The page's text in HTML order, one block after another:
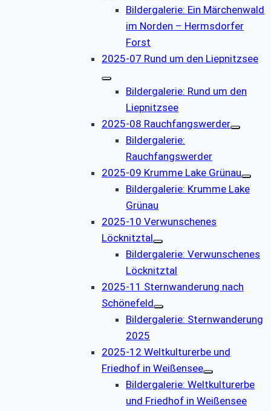
Bildergalerie: Ein Märchenwald
im Norden – Hermsdorfer
Forst
2025-07 Rund um den Liepnitzsee
Bildergalerie: Rund um den
Liepnitzsee
2025-08 Rauchfangswerder
Bildergalerie:
Rauchfangswerder
2025-09 Krumme Lake Grünau
Bildergalerie: Krumme Lake
Grünau
2025-10 Verwunschenes
Löcknitztal
Bildergalerie: Verwunschenes
Löcknitztal
2025-11 Sternwanderung nach
Schönefeld
Bildergalerie: Sternwanderung
2025
2025-12 Weltkulturerbe und
Friedhof in Weißensee
Bildergalerie: Weltkulturerbe
und Friedhof in Weißensee